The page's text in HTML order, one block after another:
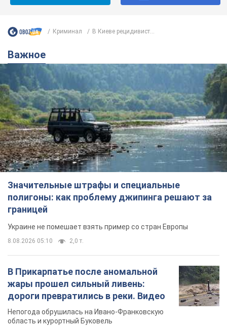
Криминал В Киеве рецидивист...
Важное
Значительные штрафы и специальные
полигоны: как проблему джипинга решают за
границей
Украине не помешает взять пример со стран Европы
8.08.2026 05:10 2,0 т.
В Прикарпатье после аномальной
жары прошел сильный ливень:
дороги превратились в реки. Видео
Непогода обрушилась на Ивано-Франковскую
область и курортный Буковель